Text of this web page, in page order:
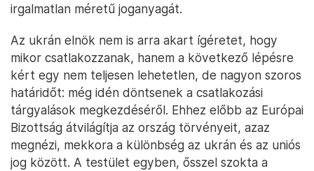
irgalmatlan méretű joganyagát.
Az ukrán elnök nem is arra akart ígéretet, hogy
mikor csatlakozzanak, hanem a következő lépésre
kért egy nem teljesen lehetetlen, de nagyon szoros
határidőt: még idén döntsenek a csatlakozási
tárgyalások megkezdéséről. Ehhez előbb az Európai
Bizottság átvilágítja az ország törvényeit, azaz
megnézi, mekkora a különbség az ukrán és az uniós
jog között. A testület egyben, ősszel szokta a